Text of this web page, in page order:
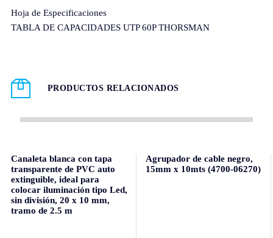
Hoja de Especificaciones
TABLA DE CAPACIDADES UTP 60P THORSMAN
PRODUCTOS RELACIONADOS
Canaleta blanca con tapa
transparente de PVC auto
extinguible, ideal para
colocar iluminación tipo Led,
sin división, 20 x 10 mm,
tramo de 2.5 m
Agrupador de cable negro,
15mm x 10mts (4700-06270)